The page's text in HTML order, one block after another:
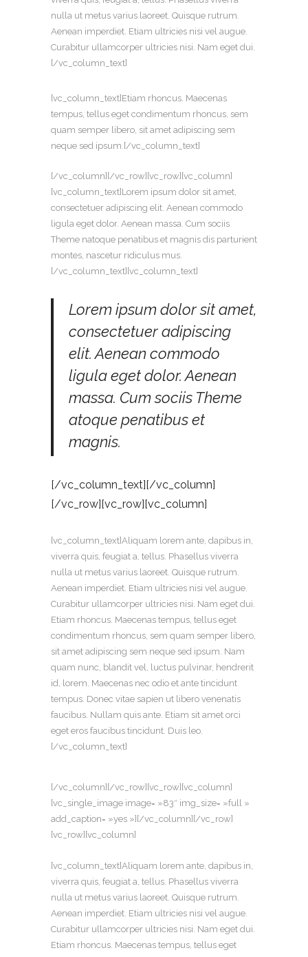
nulla ut metus varius laoreet. Quisque rutrum.
Aenean imperdiet. Etiam ultricies nisi vel augue.
Curabitur ullamcorper ultricies nisi. Nam eget dui.
[/vc_column_text]
[vc_column_text]Etiam rhoncus. Maecenas
tempus, tellus eget condimentum rhoncus, sem
quam semper libero, sit amet adipiscing sem
neque sed ipsum.[/vc_column_text]
[/vc_column][/vc_row][vc_row][vc_column]
[vc_column_text]Lorem ipsum dolor sit amet,
consectetuer adipiscing elit. Aenean commodo
ligula eget dolor. Aenean massa. Cum sociis
Theme natoque penatibus et magnis dis parturient
montes, nascetur ridiculus mus.
[/vc_column_text][vc_column_text]
Lorem ipsum dolor sit amet,
consectetuer adipiscing
elit. Aenean commodo
ligula eget dolor. Aenean
massa. Cum sociis Theme
atoque penatibus et
magnis.
[/vc_column_text][/vc_column]
[/vc_row][vc_row][vc_column]
[vc_column_text]Aliquam lorem ante, dapibus in,
viverra quis, feugiat a, tellus. Phasellus viverra
nulla ut metus varius laoreet. Quisque rutrum.
Aenean imperdiet. Etiam ultricies nisi vel augue.
Curabitur ullamcorper ultricies nisi. Nam eget dui.
Etiam rhoncus. Maecenas tempus, tellus eget
condimentum rhoncus, sem quam semper libero,
sit amet adipiscing sem neque sed ipsum. Nam
quam nunc, blandit vel, luctus pulvinar, hendrerit
id, lorem. Maecenas nec odio et ante tincidunt
tempus. Donec vitae sapien ut libero venenatis
faucibus. Nullam quis ante. Etiam sit amet orci
eget eros faucibus tincidunt. Duis leo.
[/vc_column_text]
[/vc_column][/vc_row][vc_row][vc_column]
[vc_single_image image= »83″ img_size= »full »
add_caption= »yes »][/vc_column][/vc_row]
[vc_row][vc_column]
[vc_column_text]Aliquam lorem ante, dapibus in,
viverra quis, feugiat a, tellus. Phasellus viverra
nulla ut metus varius laoreet. Quisque rutrum.
Aenean imperdiet. Etiam ultricies nisi vel augue.
Curabitur ullamcorper ultricies nisi. Nam eget dui.
Etiam rhoncus. Maecenas tempus, tellus eget